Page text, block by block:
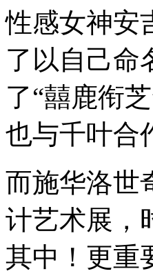
性感女神安
了以自己命
了“囍鹿衔
也与千叶合
而施华洛世
计艺术展，
其中！更重